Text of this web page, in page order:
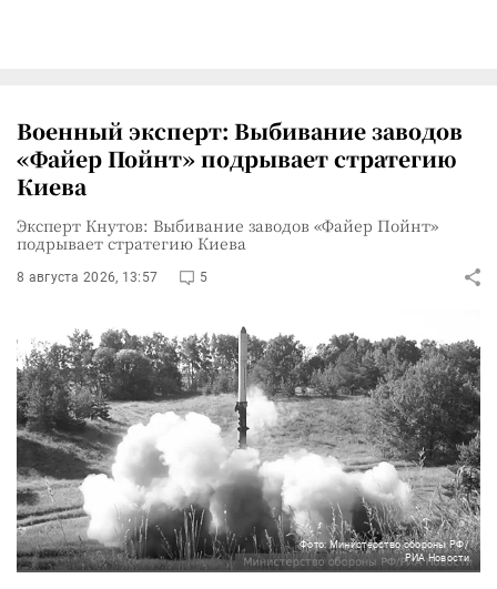
Военный эксперт: Выбивание заводов
«Файер Пойнт» подрывает стратегию
Киева
Эксперт Кнутов: Выбивание заводов «Файер Пойнт»
подрывает стратегию Киева
8 августа 2026, 13:57 5
Фото: Министерство обороны РФ/
РИА Новости